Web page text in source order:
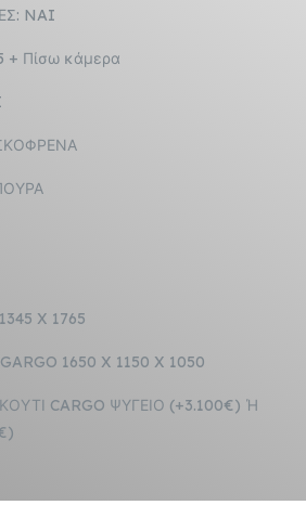
NAI
+ Πίσω κάμερα
X 1765
1650 X 1150 X 1050
ΚΟΥΤΙ CARGO ΨΥΓΕΙΟ (+3.100€) Ή